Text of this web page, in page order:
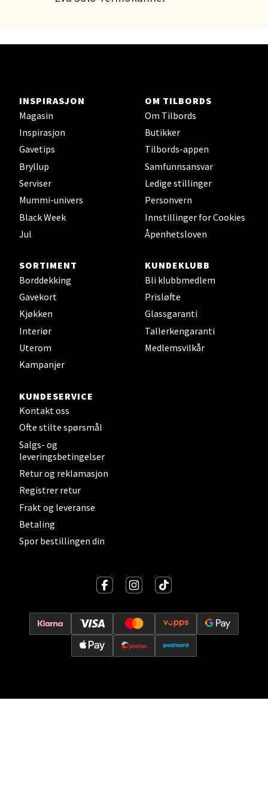
INSPIRASJON
Magasin
Inspirasjon
Gavetips
Bryllup
Serviser
Mummi-univers
Black Week
Jul
OM TILBORDS
Om Tilbords
Butikker
Tilbords-appen
Samfunnsansvar
Ledige stillinger
Personvern
Innstillinger for Cookies
Åpenhetsloven
SORTIMENT
Borddekking
Gavekort
Kjøkken
Interiør
Uterom
Kampanjer
KUNDEKLUBB
Bli klubbmedlem
Prisløfte
Glassgaranti
Tallerkengaranti
Medlemsvilkår
KUNDESERVICE
Kontakt oss
Ofte stilte spørsmål
Salgs- og
leveringsbetingelser
Retur og reklamasjon
Registrer retur
Frakt og leveranse
Betaling
Spor bestillingen din